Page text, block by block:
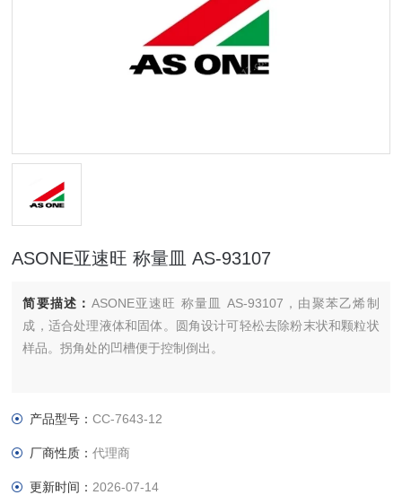
ASONE亚速旺 称量皿 AS-93107
简要描述： ASONE亚速旺 称量皿 AS-93107，由聚苯乙烯制
成，适合处理液体和固体。圆角设计可轻松去除粉末状和颗粒状
样品。拐角处的凹槽便于控制倒出。
产品型号：CC-7643-12
厂商性质：代理商
更新时间： 2026-07-14